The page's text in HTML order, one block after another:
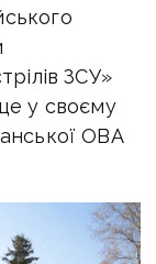
ЗСУ»
у своєму
ОВА